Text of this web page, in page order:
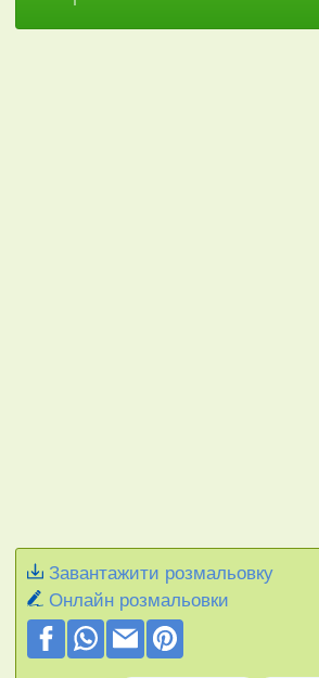
Завантажити розмальовку
Онлайн розмальовки